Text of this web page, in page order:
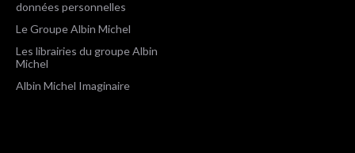
données personnelles
Le Groupe Albin Michel
Les librairies du groupe Albin
Michel
Albin Michel Imaginaire